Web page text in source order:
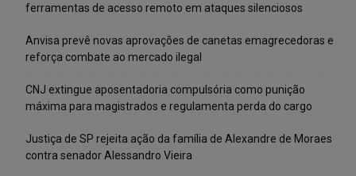
ferramentas de acesso remoto em ataques silenciosos
Anvisa prevê novas aprovações de canetas emagrecedoras e
reforça combate ao mercado ilegal
CNJ extingue aposentadoria compulsória como punição
máxima para magistrados e regulamenta perda do cargo
Justiça de SP rejeita ação da família de Alexandre de Moraes
contra senador Alessandro Vieira